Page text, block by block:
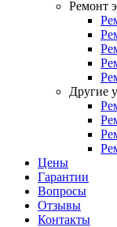
Ремонт
Другие
Цены
Гарантии
Вопросы
Отзывы
Контакты